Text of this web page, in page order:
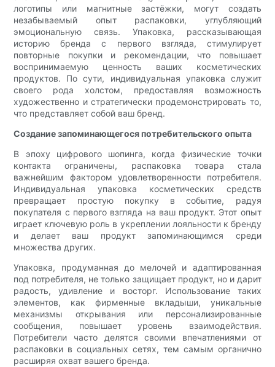
логотипы или магнитные застёжки, могут создать
незабываемый опыт распаковки, углубляющий
эмоциональную связь. Упаковка, рассказывающая
историю бренда с первого взгляда, стимулирует
повторные покупки и рекомендации, что повышает
воспринимаемую ценность ваших косметических
продуктов. По сути, индивидуальная упаковка служит
своего рода холстом, предоставляя возможность
художественно и стратегически продемонстрировать то,
что представляет собой ваш бренд.
Создание запоминающегося потребительского опыта
В эпоху цифрового шопинга, когда физические точки
контакта ограничены, распаковка товара стала
важнейшим фактором удовлетворенности потребителя.
Индивидуальная упаковка косметических средств
превращает простую покупку в событие, радуя
покупателя с первого взгляда на ваш продукт. Этот опыт
играет ключевую роль в укреплении лояльности к бренду
и делает ваш продукт запоминающимся среди
множества других.
Упаковка, продуманная до мелочей и адаптированная
под потребителя, не только защищает продукт, но и дарит
радость, удивление и восторг. Использование таких
элементов, как фирменные вкладыши, уникальные
механизмы открывания или персонализированные
сообщения, повышает уровень взаимодействия.
Потребители часто делятся своими впечатлениями от
распаковки в социальных сетях, тем самым органично
расширяя охват вашего бренда.